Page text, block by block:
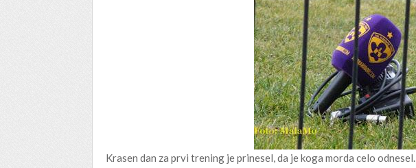
Krasen dan za prvi trening je prinesel, da je koga morda celo odnesel.